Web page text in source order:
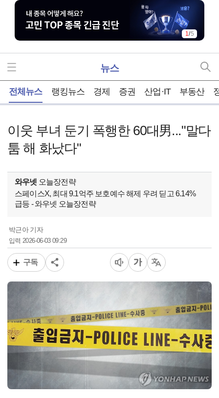
1/5
뉴스
전체뉴스 랭킹뉴스 경제 증권 산업·IT 부동산
이웃 부녀 둔기 폭행한 60대男..."말다
툼 해 화났다"
와우넷 오늘장전략
스페이스X, 최대 9.1억주 보호예수 해제 우려 딛고 6.14%
급등 - 와우넷 오늘장전략
박근아 기자
입력2026-06-03 09:29
구독